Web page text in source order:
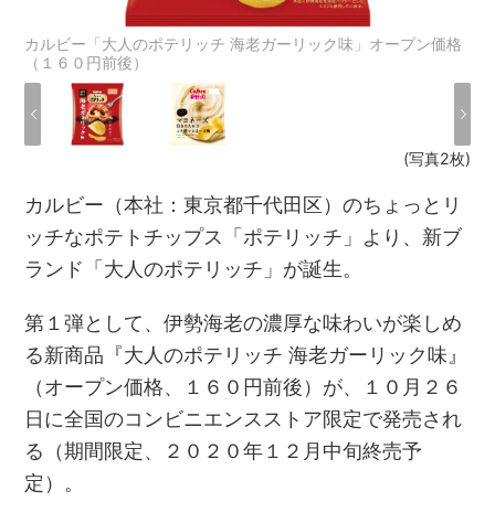
カルビー「大人のポテリッチ 海老ガーリック味」オープン価格
（１６０円前後）
(写真2枚)
カルビー（本社：東京都千代田区）のちょっとリ
ッチなポテトチップス「ポテリッチ」より、新ブ
ランド「大人のポテリッチ」が誕生。
第１弾として、伊勢海老の濃厚な味わいが楽しめ
る新商品『大人のポテリッチ 海老ガーリック味』
（オープン価格、１６０円前後）が、１０月２６
日に全国のコンビニエンスストア限定で発売され
る（期間限定、２０２０年１２月中旬終売予
定）。